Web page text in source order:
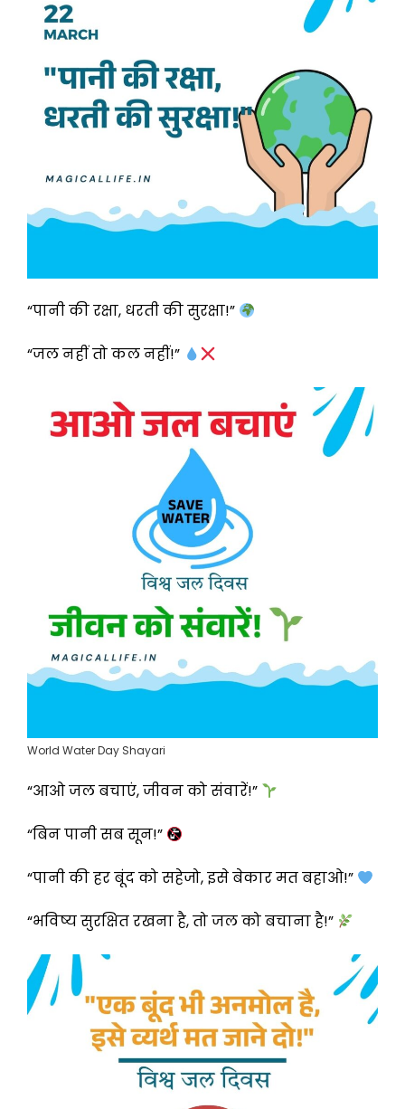
“पानी की रक्षा, धरती की सुरक्षा!”
“जल नहीं तो कल नहीं!”
World Water Day Shayari
“आओ जल बचाएं, जीवन को संवारें!”
“बिन पानी सब सून!”
“पानी की हर बूंद को सहेजो, इसे बेकार मत बहाओ!”
“भविष्य सुरक्षित रखना है, तो जल को बचाना है!”